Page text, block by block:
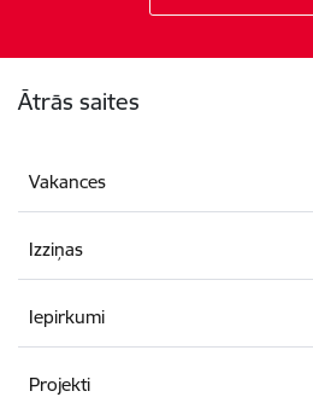
Ātrās saites
Vakances
Izziņas
Iepirkumi
Projekti